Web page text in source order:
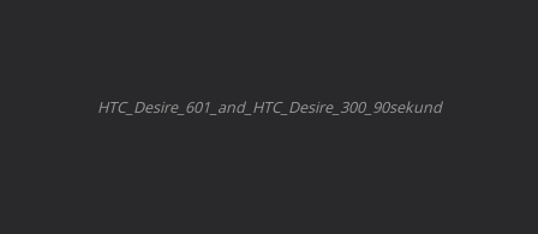
HTC_Desire_601_and_HTC_Desire_300_90sekund